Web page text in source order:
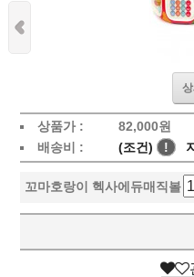
상품가 : 82,000원
배송비 :
(조건) !
꼬마호랑이 헥사에듀매직볼